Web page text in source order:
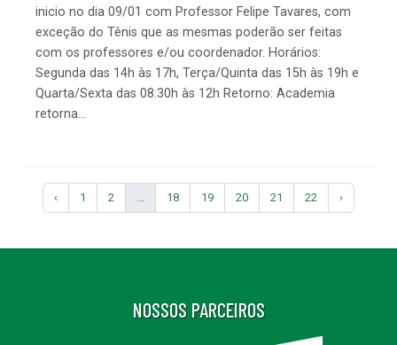
inicio no dia 09/01 com Professor Felipe Tavares, com
exceção do Tênis que as mesmas poderão ser feitas
com os professores e/ou coordenador. Horários:
Segunda das 14h às 17h, Terça/Quinta das 15h às 19h e
Quarta/Sexta das 08:30h às 12h Retorno: Academia
retorna...
‹ 1 2 ... 18 19 20 21 22 ›
NOSSOS PARCEIROS